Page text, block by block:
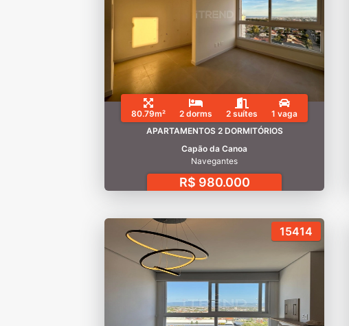
80.79m² 2 dorms 2 suítes
1 vaga
APARTAMENTOS 2 DORMITÓRIOS
Capão da Canoa
Navegantes
R$ 980.000
15414